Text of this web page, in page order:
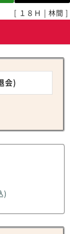
[ １８Ｈ | 林間 ]
会)
)